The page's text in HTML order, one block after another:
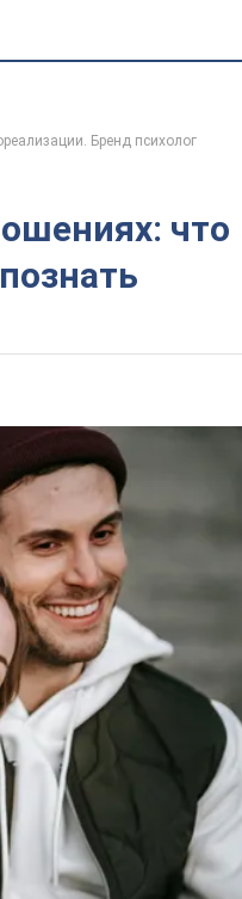
Бренд психолог
что